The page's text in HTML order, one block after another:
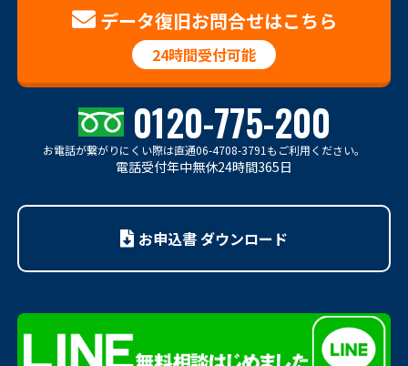
データ復旧お問合せはこちら
24時間受付可能
0120-775-200
お電話が繋がりにくい際は直通06-4708-3791もご利用ください。
電話受付年中無休24時間365日
お申込書 ダウンロード